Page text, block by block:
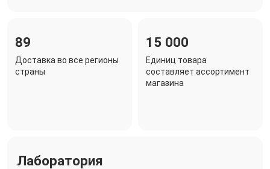
89
Доставка во все регионы
страны
15 000
Единиц товара
составляет ассортимент
магазина
Лаборатория